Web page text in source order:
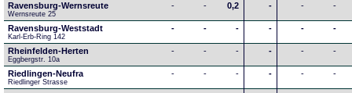
Ravensburg-Wernsreute
Wernsreute 25
- - 0,2 - - -
Ravensburg-Weststadt
Karl-Erb-Ring 142
- - - - - -
Rheinfelden-Herten
Eggbergstr. 10a
- - - - - -
Riedlingen-Neufra
Riedlinger Strasse
- - - - - -